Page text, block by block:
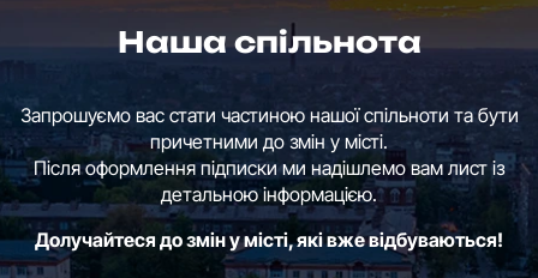
Наша спільнота
Запрошуємо вас стати частиною нашої спільноти та бути
причетними до змін у місті.
Після оформлення підписки ми надішлемо вам лист із
детальною інформацією.
Долучайтеся до змін у місті, які вже відбуваються!